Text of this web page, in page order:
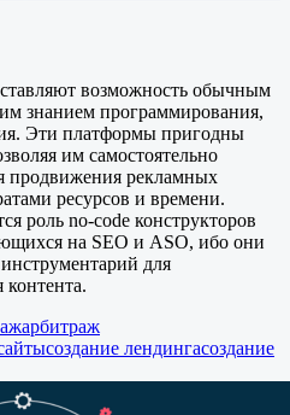
возможность обычным
знанием программирования,
Эти платформы пригодны
им самостоятельно
продвижения рекламных
ресурсов и времени.
роль no-code конструкторов
на SEO и ASO, ибо они
для
арбитраж
создание лендингасоздание